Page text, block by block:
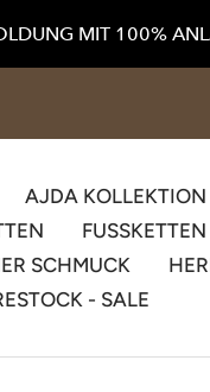
MIT 100%
AJDA KOLLEKTION
FUSSKETTEN
SCHMUCK
- SALE